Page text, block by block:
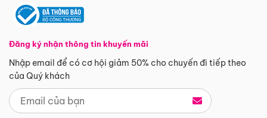
Đăng ký nhận thông tin khuyến mãi
Nhập email để có cơ hội giảm 50% cho chuyến đi tiếp theo
của Quý khách